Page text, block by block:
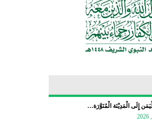
إِلَى الْمَدِيْنَة الْمُنَوَّرَة…